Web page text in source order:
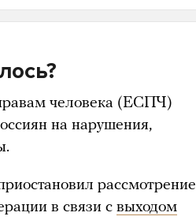
человека (ЕСПЧ)
на нарушения,
рассмотрение
в связи с выходом